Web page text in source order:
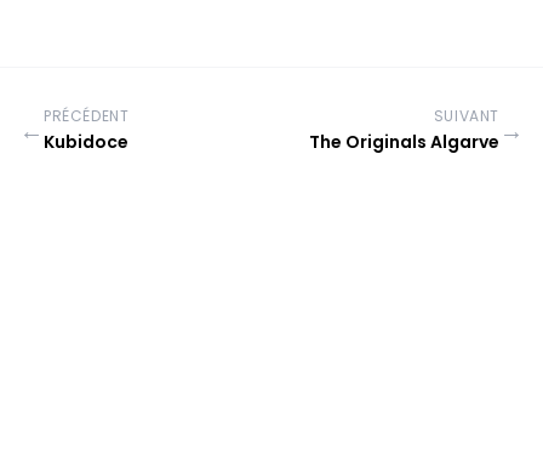
← PRÉCÉDENT
Kubidoce
SUIVANT
The Originals Algarve →